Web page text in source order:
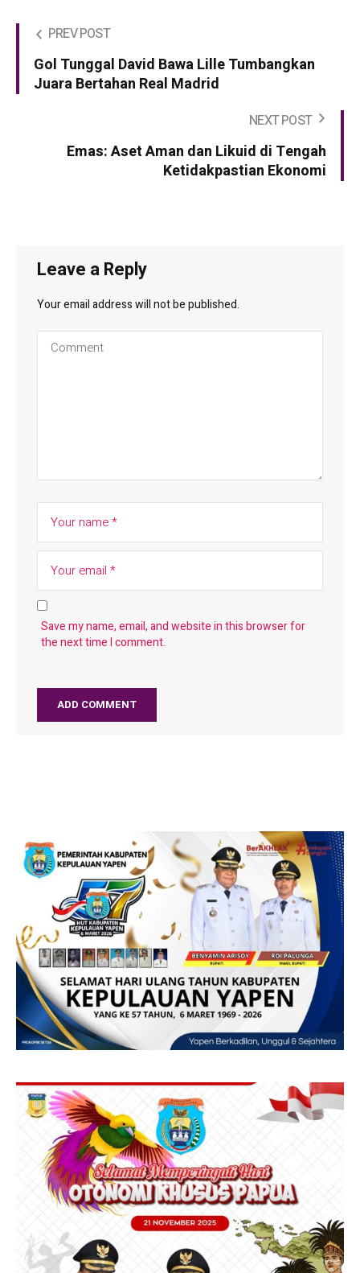
PREV POST
Gol Tunggal David Bawa Lille Tumbangkan
Juara Bertahan Real Madrid
NEXT POST
Emas: Aset Aman dan Likuid di Tengah
Ketidakpastian Ekonomi
Leave a Reply
Your email address will not be published.
Save my name, email, and website in this browser for
the next time I comment.